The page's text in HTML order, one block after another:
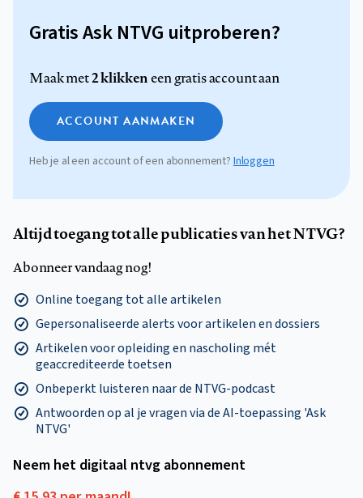
Gratis Ask NTVG uitproberen?
Maak met2 klikkeneen gratis account aan
ACCOUNT AANMAKEN
Heb je al een account of een abonnement?Inloggen
Altijd toegang tot alle publicaties van het NTVG?
Abonneer vandaag nog!
Online toegang tot alle artikelen
Gepersonaliseerde alerts voor artikelen en dossiers
Artikelen voor opleiding en nascholing mét
geaccrediteerde toetsen
Onbeperkt luisteren naar de NTVG-podcast
Antwoorden op al je vragen via de AI-toepassing 'Ask
NTVG'
Neem het digitaal ntvg abonnement